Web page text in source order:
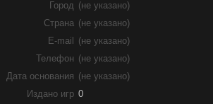
Город (не указано)
Страна (не указано)
E-mail
(не указано)
Телефон (не указано)
Дата основания (не указано)
Издано игр 0